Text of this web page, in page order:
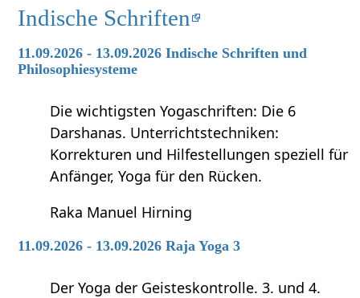
Indische Schriften
11.09.2026 - 13.09.2026 Indische Schriften und
Philosophiesysteme
Die wichtigsten Yogaschriften: Die 6
Darshanas. Unterrichtstechniken:
Korrekturen und Hilfestellungen speziell für
Anfänger, Yoga für den Rücken.
Raka Manuel Hirning
11.09.2026 - 13.09.2026 Raja Yoga 3
Der Yoga der Geisteskontrolle. 3. und 4.